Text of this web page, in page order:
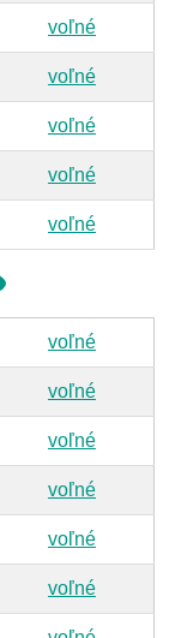
voľné
voľné
voľné
voľné
voľné
voľné
voľné
voľné
voľné
voľné
voľné